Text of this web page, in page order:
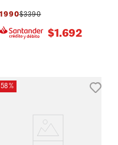
1990$3390
$1.692
58 %